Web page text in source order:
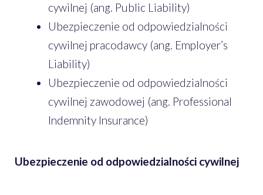
cywilnej (ang. Public Liability)
Ubezpieczenie od odpowiedzialności
cywilnej pracodawcy (ang. Employer’s
Liability)
Ubezpieczenie od odpowiedzialności
cywilnej zawodowej (ang. Professional
Indemnity Insurance)
Ubezpieczenie od odpowiedzialności cywilnej